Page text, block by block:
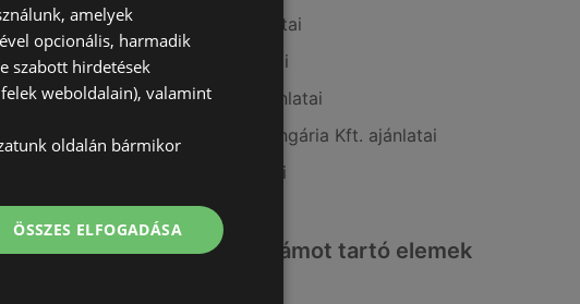
A(z) Auchan ajánlatai
A(z) Privát ajánlatai
A(z) Müller HU ajánlatai
A(z) Fressnapf-Hungária Kft. ajánlatai
A(z) Coop ajánlatai
Érdeklődésre számot tartó elemek
amelyek
opcionális, harmadik
szabott hirdetések
weboldalain), valamint
oldalán bármikor
ÖSSZES ELFOGADÁSA